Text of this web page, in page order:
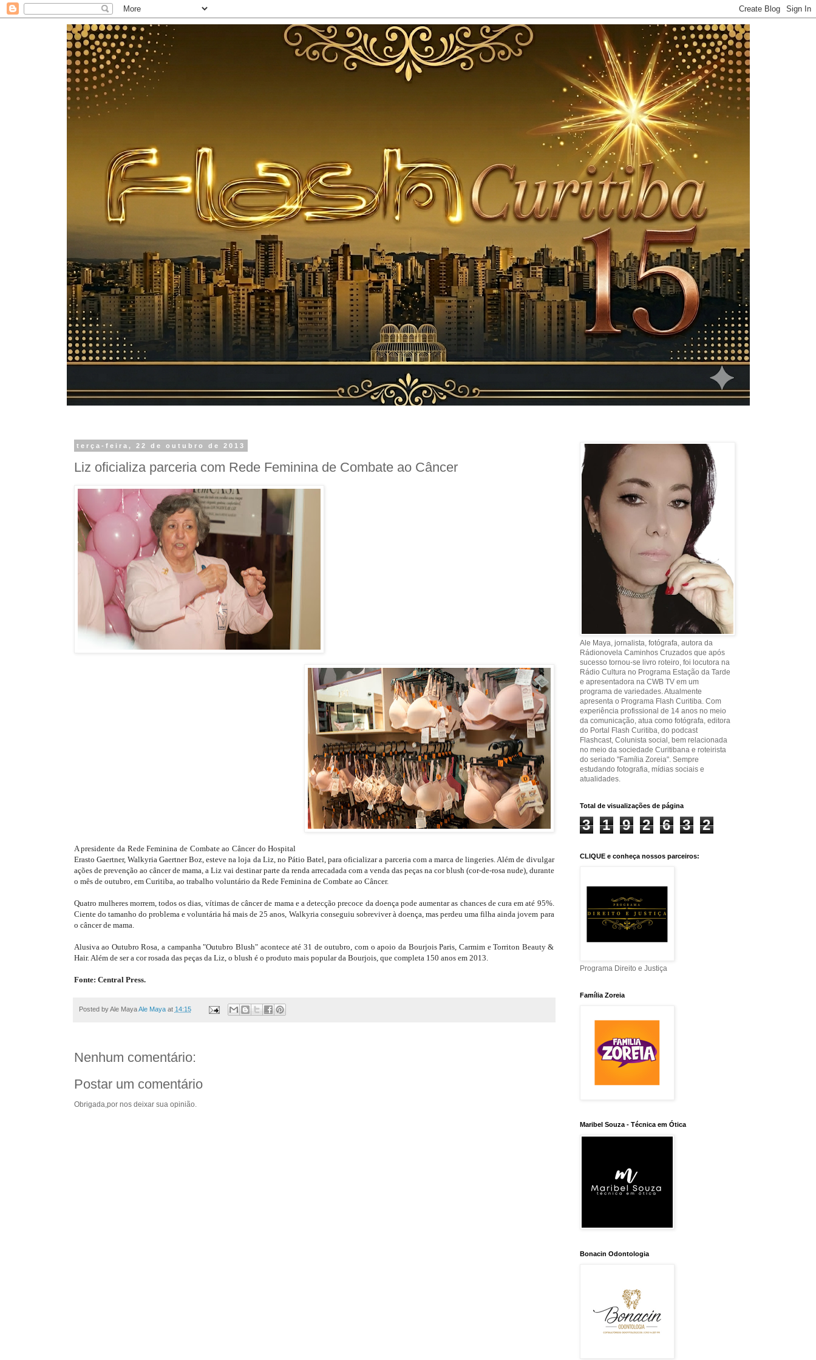
terça-feira, 22 de outubro de 2013
Liz oficializa parceria com Rede Feminina de Combate ao Câncer
A presidente da Rede Feminina de Combate ao Câncer do Hospital
Erasto Gaertner, Walkyria Gaertner Boz, esteve na loja da Liz, no Pátio Batel, para oficializar a parceria com a marca de lingeries. Além de divulgar
ações de prevenção ao câncer de mama, a Liz vai destinar parte da renda arrecadada com a venda das peças na cor blush (cor-de-rosa nude), durante
o mês de outubro, em Curitiba, ao trabalho voluntário da Rede Feminina de Combate ao Câncer.
Quatro mulheres morrem, todos os dias, vítimas de câncer de mama e a detecção precoce da doença pode aumentar as chances de cura em até 95%.
Ciente do tamanho do problema e voluntária há mais de 25 anos, Walkyria conseguiu sobreviver à doença, mas perdeu uma filha ainda jovem para
o câncer de mama.
Alusiva ao Outubro Rosa, a campanha "Outubro Blush" acontece até 31 de outubro, com o apoio da Bourjois Paris, Carmim e Torriton Beauty &
Hair. Além de ser a cor rosada das peças da Liz, o blush é o produto mais popular da Bourjois, que completa 150 anos em 2013.
Fonte: Central Press.
Posted by Ale MayaAle Maya at 14:15
Nenhum comentário:
Postar um comentário
Obrigada,por nos deixar sua opinião.
Ale Maya, jornalista, fotógrafa, autora da
Rádionovela Caminhos Cruzados que após
sucesso tornou-se livro roteiro, foi locutora na
Rádio Cultura no Programa Estação da Tarde
e apresentadora na CWB TV em um
programa de variedades. Atualmente
apresenta o Programa Flash Curitiba. Com
experiência profissional de 14 anos no meio
da comunicação, atua como fotógrafa, editora
do Portal Flash Curitiba, do podcast
Flashcast, Colunista social, bem relacionada
no meio da sociedade Curitibana e roteirista
do seriado "Família Zoreia". Sempre
estudando fotografia, mídias sociais e
atualidades.
Total de visualizações de página
3 1 9 2 6 3 2
CLIQUE e conheça nossos parceiros:
Programa Direito e Justiça
Família Zoreia
Maribel Souza - Técnica em Ótica
Bonacin Odontologia